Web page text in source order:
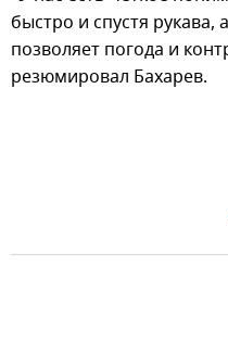
быстро и спустя рукава,
позволяет погода и
резюмировал Бахарев.